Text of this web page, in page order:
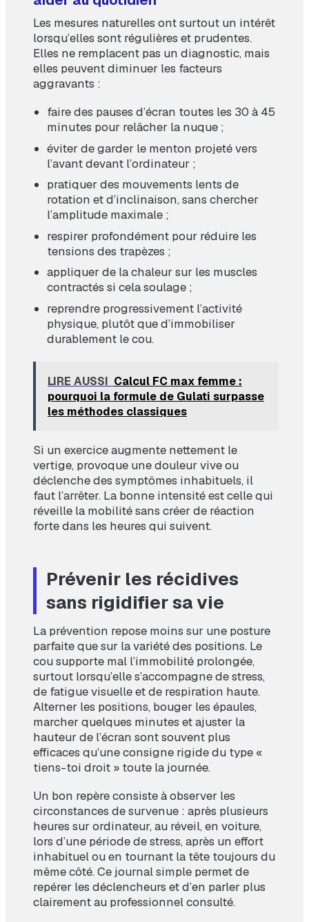
Les mesures naturelles ont surtout un intérêt
lorsqu’elles sont régulières et prudentes.
Elles ne remplacent pas un diagnostic, mais
elles peuvent diminuer les facteurs
aggravants :
faire des pauses d’écran toutes les 30 à 45
minutes pour relâcher la nuque ;
éviter de garder le menton projeté vers
l’avant devant l’ordinateur ;
pratiquer des mouvements lents de
rotation et d’inclinaison, sans chercher
l’amplitude maximale ;
respirer profondément pour réduire les
tensions des trapèzes ;
appliquer de la chaleur sur les muscles
contractés si cela soulage ;
reprendre progressivement l’activité
physique, plutôt que d’immobiliser
durablement le cou.
LIRE AUSSI Calcul FC max femme :
pourquoi la formule de Gulati surpasse
les méthodes classiques
Si un exercice augmente nettement le
vertige, provoque une douleur vive ou
déclenche des symptômes inhabituels, il
faut l’arrêter. La bonne intensité est celle qui
réveille la mobilité sans créer de réaction
forte dans les heures qui suivent.
Prévenir les récidives
sans rigidifier sa vie
La prévention repose moins sur une posture
parfaite que sur la variété des positions. Le
cou supporte mal l’immobilité prolongée,
surtout lorsqu’elle s’accompagne de stress,
de fatigue visuelle et de respiration haute.
Alterner les positions, bouger les épaules,
marcher quelques minutes et ajuster la
hauteur de l’écran sont souvent plus
efficaces qu’une consigne rigide du type «
tiens-toi droit » toute la journée.
Un bon repère consiste à observer les
circonstances de survenue : après plusieurs
heures sur ordinateur, au réveil, en voiture,
lors d’une période de stress, après un effort
inhabituel ou en tournant la tête toujours du
même côté. Ce journal simple permet de
repérer les déclencheurs et d’en parler plus
clairement au professionnel consulté.